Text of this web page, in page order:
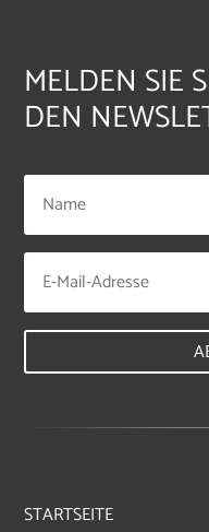
MELDEN SIE
DEN
STARTSEITE